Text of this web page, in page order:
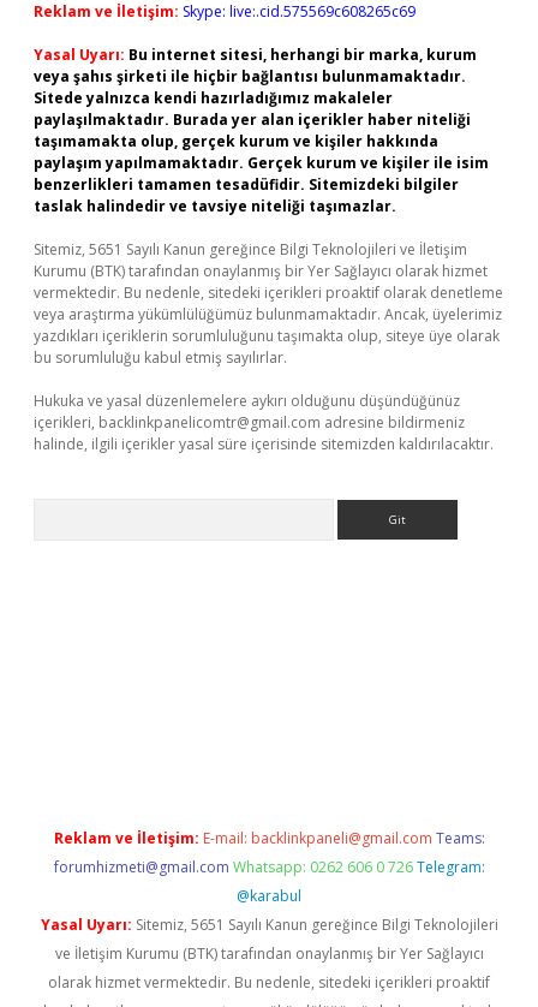
Reklam ve İletişim: Skype: live:.cid.575569c608265c69
Yasal Uyarı: Bu internet sitesi, herhangi bir marka, kurum
veya şahıs şirketi ile hiçbir bağlantısı bulunmamaktadır.
Sitede yalnızca kendi hazırladığımız makaleler
paylaşılmaktadır. Burada yer alan içerikler haber niteliği
taşımamakta olup, gerçek kurum ve kişiler hakkında
paylaşım yapılmamaktadır. Gerçek kurum ve kişiler ile isim
benzerlikleri tamamen tesadüfidir. Sitemizdeki bilgiler
taslak halindedir ve tavsiye niteliği taşımazlar.
Sitemiz, 5651 Sayılı Kanun gereğince Bilgi Teknolojileri ve İletişim
Kurumu (BTK) tarafından onaylanmış bir Yer Sağlayıcı olarak hizmet
vermektedir. Bu nedenle, sitedeki içerikleri proaktif olarak denetleme
veya araştırma yükümlülüğümüz bulunmamaktadır. Ancak, üyelerimiz
yazdıkları içeriklerin sorumluluğunu taşımakta olup, siteye üye olarak
bu sorumluluğu kabul etmiş sayılırlar.
Hukuka ve yasal düzenlemelere aykırı olduğunu düşündüğünüz
içerikleri, backlinkpanelicomtr@gmail.com adresine bildirmeniz
halinde, ilgili içerikler yasal süre içerisinde sitemizden kaldırılacaktır.
Reklam ve İletişim: E-mail: backlinkpaneli@gmail.com Teams:
forumhizmeti@gmail.com Whatsapp: 0262 606 0 726 Telegram:
@karabul
Yasal Uyarı: Sitemiz, 5651 Sayılı Kanun gereğince Bilgi Teknolojileri
ve İletişim Kurumu (BTK) tarafından onaylanmış bir Yer Sağlayıcı
olarak hizmet vermektedir. Bu nedenle, sitedeki içerikleri proaktif